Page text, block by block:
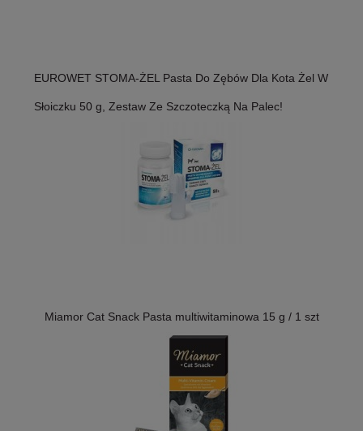
EUROWET STOMA-ŻEL Pasta Do Zębów Dla Kota Żel W
Słoiczku 50 g, Zestaw Ze Szczoteczką Na Palec!
Miamor Cat Snack Pasta multiwitaminowa 15 g / 1 szt